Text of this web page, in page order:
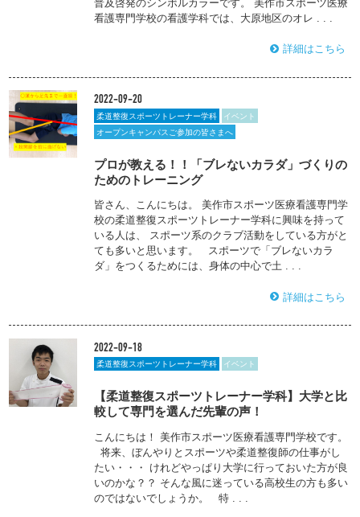
普及啓発のシンボルカラーです。 美作市スポーツ医療
看護専門学校の看護学科では、大原地区のオレ . . .
詳細はこちら
2022-09-20
柔道整復スポーツトレーナー学科
イベント
オープンキャンパスご参加の皆さまへ
プロが教える！！「ブレないカラダ」づくりの
ためのトレーニング
皆さん、こんにちは。 美作市スポーツ医療看護専門学
校の柔道整復スポーツトレーナー学科に興味を持って
いる人は、 スポーツ系のクラブ活動をしている方がと
ても多いと思います。 スポーツで「ブレないカラ
ダ」をつくるためには、身体の中心で土 . . .
詳細はこちら
2022-09-18
柔道整復スポーツトレーナー学科 イベント
【柔道整復スポーツトレーナー学科】大学と比
較して専門を選んだ先輩の声！
こんにちは！ 美作市スポーツ医療看護専門学校です。
将来、ぼんやりとスポーツや柔道整復師の仕事がし
たい・・・ けれどやっぱり大学に行っておいた方が良
いのかな？？ そんな風に迷っている高校生の方も多い
のではないでしょうか。 特 . . .